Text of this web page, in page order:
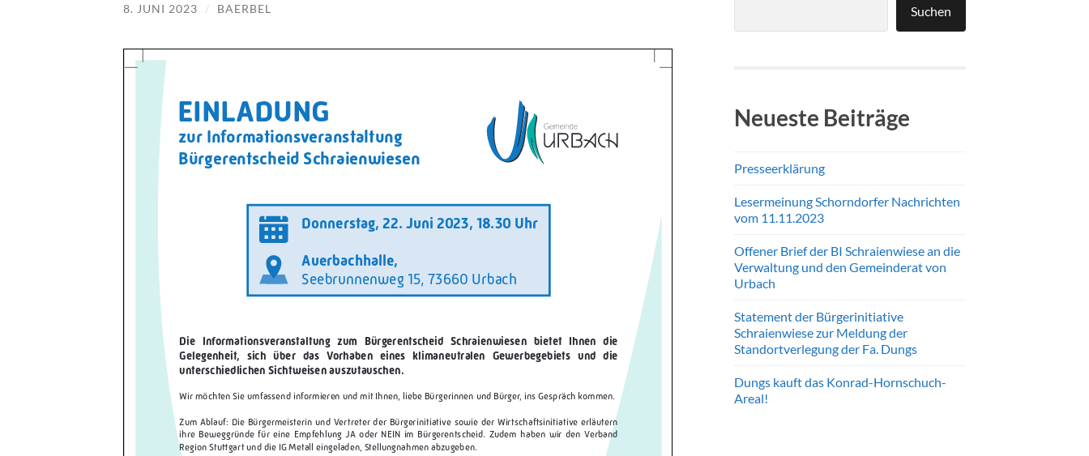
8. JUNI 2023 / BAERBEL Suchen
Neueste Beiträge
Presseerklärung
Lesermeinung Schorndorfer Nachrichten
vom 11.11.2023
Offener Brief der BI Schraienwiese an die
Verwaltung und den Gemeinderat von
Urbach
Statement der Bürgerinitiative
Schraienwiese zur Meldung der
Standortverlegung der Fa. Dungs
Dungs kauft das Konrad-Hornschuch-
Areal!